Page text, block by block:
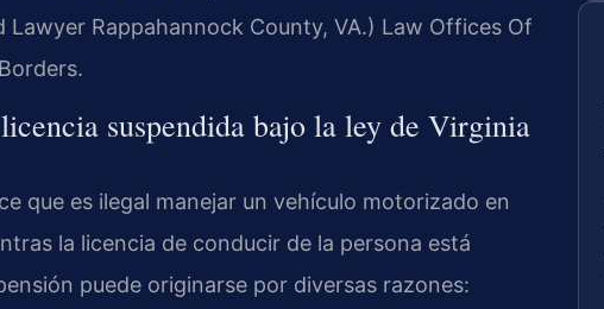
Lawyer Rappahannock County, VA.) Law Offices Of
suspendida bajo la ley de Virginia
que es ilegal manejar un vehículo motorizado en
la licencia de conducir de la persona está
puede originarse por diversas razones: